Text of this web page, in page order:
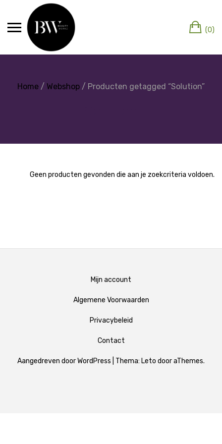
(0)
Home / Webshop / Producten getagged “Solution”
Geen producten gevonden die aan je zoekcriteria voldoen.
Mijn account
Algemene Voorwaarden
Privacybeleid
Contact
Aangedreven door WordPress Thema: Leto door aThemes.